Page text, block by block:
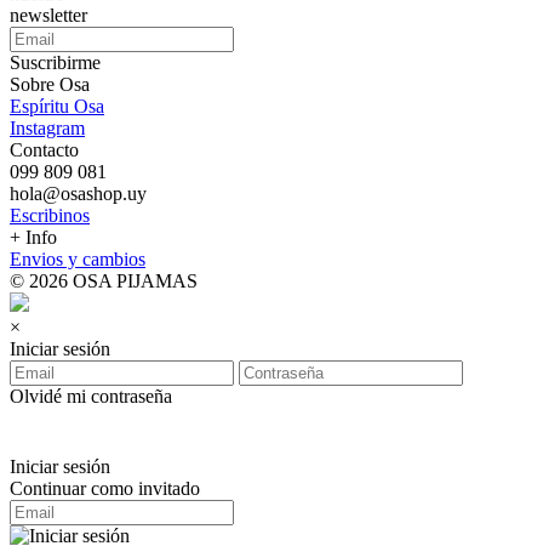
newsletter
Suscribirme
Sobre Osa
Espíritu Osa
Instagram
Contacto
099 809 081
hola@osashop.uy
Escribinos
+ Info
Envios y cambios
© 2026 OSA PIJAMAS
×
Iniciar sesión
Olvidé mi contraseña
Iniciar sesión
Continuar como invitado